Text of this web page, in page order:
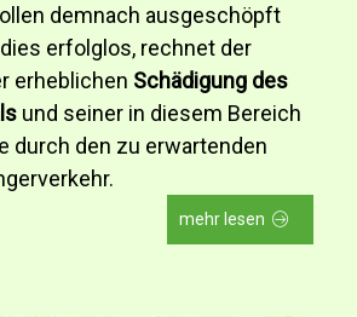
demnach ausgeschöpft
erfolglos, rechnet der
erheblichen Schädigung des
und seiner in diesem Bereich
durch den zu erwartenden
mehr lesen